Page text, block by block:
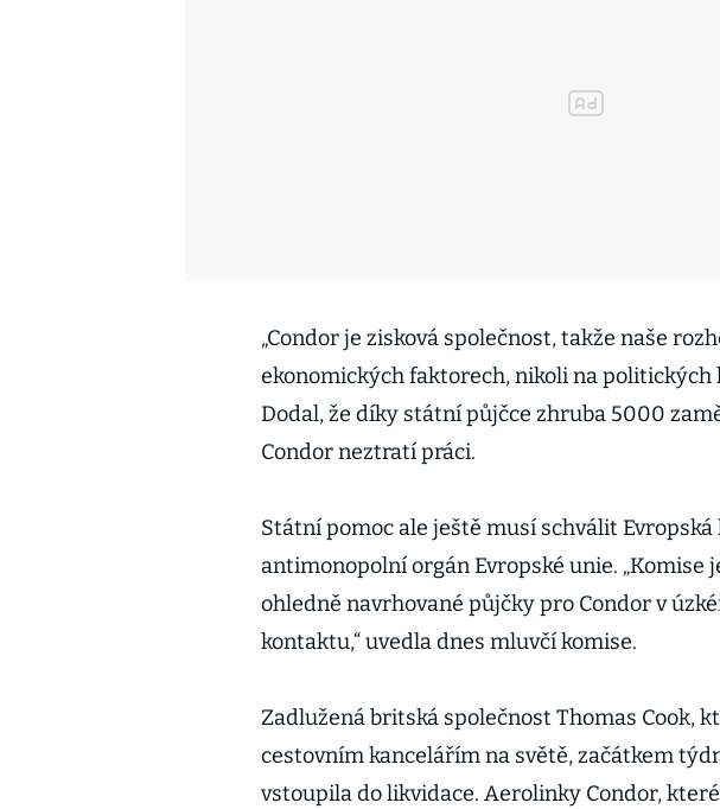
„Condor je zisková společnost, takže naše
ekonomických faktorech, nikoli na
Dodal, že díky státní půjčce zhruba 5000
Condor neztratí práci.
Státní pomoc ale ještě musí schválit
antimonopolní orgán Evropské unie. „Komise
ohledně navrhované půjčky pro Condor v
kontaktu,“ uvedla dnes mluvčí komise.
Zadlužená britská společnost Thomas Cook,
cestovním kancelářím na světě, začátkem
vstoupila do likvidace. Aerolinky Condor,